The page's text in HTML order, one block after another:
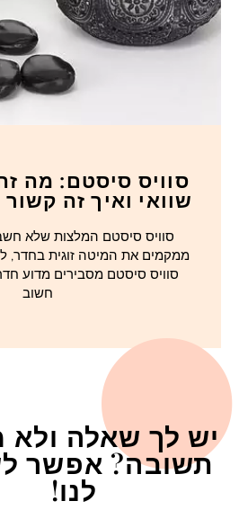
סוויס סיסטם: מה
שוואי ואיך זה
סוויס סיסטם המלצות שלא
ממקמים את המיטה זוגית בחדר,
סוויס סיסטם מסבירים מדוע
חשוב
יש לך שאלה
תשובה? אפשר
לנו!